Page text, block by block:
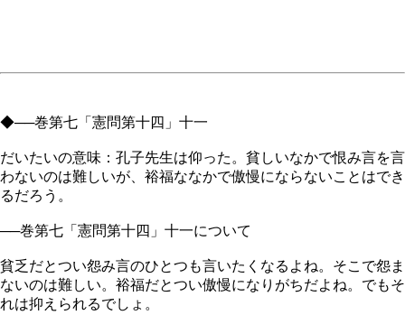
◆──巻第七「憲問第十四」十一
だいたいの意味：孔子先生は仰った。貧しいなかで恨み言を言
わないのは難しいが、裕福ななかで傲慢にならないことはでき
るだろう。
──巻第七「憲問第十四」十一について
貧乏だとつい怨み言のひとつも言いたくなるよね。そこで怨ま
ないのは難しい。裕福だとつい傲慢になりがちだよね。でもそ
れは抑えられるでしょ。